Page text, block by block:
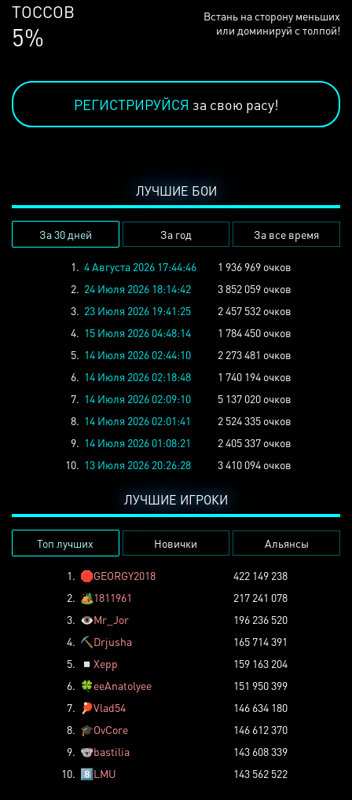
ЛЮДЕЙ
68%
Встань на сторону меньших
или доминируй с толпой!
РЕГИСТРИРУЙСЯ за свою расу!
ЛУЧШИЕ БОИ
За 30 дней За год За все время
1. 4 Августа 2026 17:44:46
1 936 969 очков
2. 24 Июля 2026 18:14:42
3 852 059 очков
3. 23 Июля 2026 19:41:25
2 457 532 очков
4. 15 Июля 2026 04:48:14
1 784 450 очков
5. 14 Июля 2026 02:44:10
2 273 481 очков
6. 14 Июля 2026 02:18:48
1 740 194 очков
7. 14 Июля 2026 02:09:10
5 137 020 очков
8. 14 Июля 2026 02:01:41
2 524 335 очков
9. 14 Июля 2026 01:08:21
2 405 337 очков
10. 13 Июля 2026 20:26:28 3 410 094 очков
ЛУЧШИЕ ИГРОКИ
Топ лучших Новички Альянсы
1. 🛑GEORGY2018
422 149 238
2. 🏕️1811961
217 241 078
3. 👁️Mr_Jor
196 236 520
4. ⛏️ Drjusha
165 714 391
5.
◽ Xepp
159 163 204
6. 🍀eeAnatolyee
151 950 399
7.
🏓Vlad54
146 634 180
8. 🎓OvCore
146 612 370
9. 🐨bastilia
143 608 339
10. 8️⃣LMU 143 562 522